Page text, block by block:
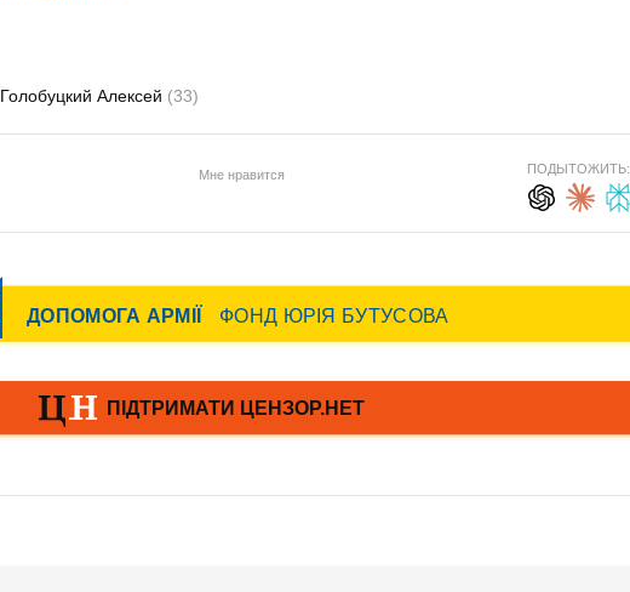
Голобуцкий Алексей (33)
Мне нравится ПОДЫТОЖИТЬ: